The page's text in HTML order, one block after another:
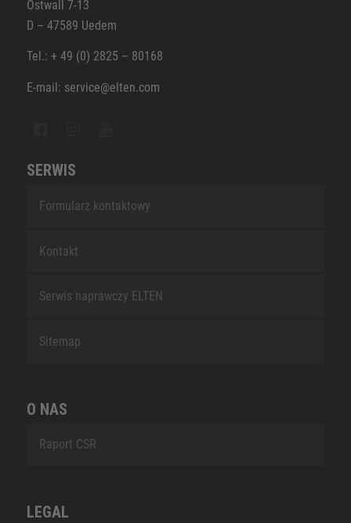
Ostwall 7-13
D – 47589 Uedem
Tel.: + 49 (0) 2825 – 80168
E-mail: service@elten.com
SERWIS
Formularz kontaktowy
Kontakt
Serwis naprawczy ELTEN
Sitemap
O NAS
Raport CSR
LEGAL